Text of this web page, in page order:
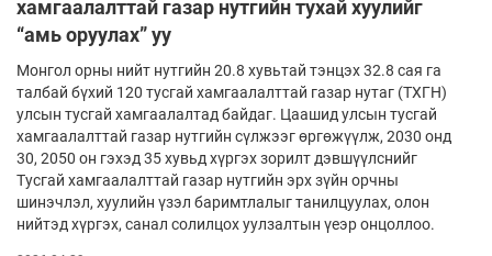
хамгаалалттай газар нутгийн тухай хуулийг
“амь оруулах” уу
Монгол орны нийт нутгийн 20.8 хувьтай тэнцэх 32.8 сая га
талбай бүхий 120 тусгай хамгаалалттай газар нутаг (ТХГН)
улсын тусгай хамгаалалтад байдаг. Цаашид улсын тусгай
хамгаалалттай газар нутгийн сүлжээг өргөжүүлж, 2030 онд
30, 2050 он гэхэд 35 хувьд хүргэх зорилт дэвшүүлснийг
Тусгай хамгаалалттай газар нутгийн эрх зүйн орчны
шинэчлэл, хуулийн үзэл баримтлалыг танилцуулах, олон
нийтэд хүргэх, санал солилцох уулзалтын үеэр онцоллоо.